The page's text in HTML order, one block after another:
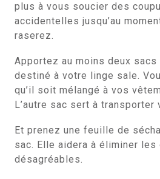
plus à vous soucier des
accidentelles jusqu’au
raserez.
Apportez au moins deux
destiné à votre linge sale.
qu’il soit mélangé à vos
L’autre sac sert à transporter
Et prenez une feuille de
sac. Elle aidera à éliminer les
désagréables.